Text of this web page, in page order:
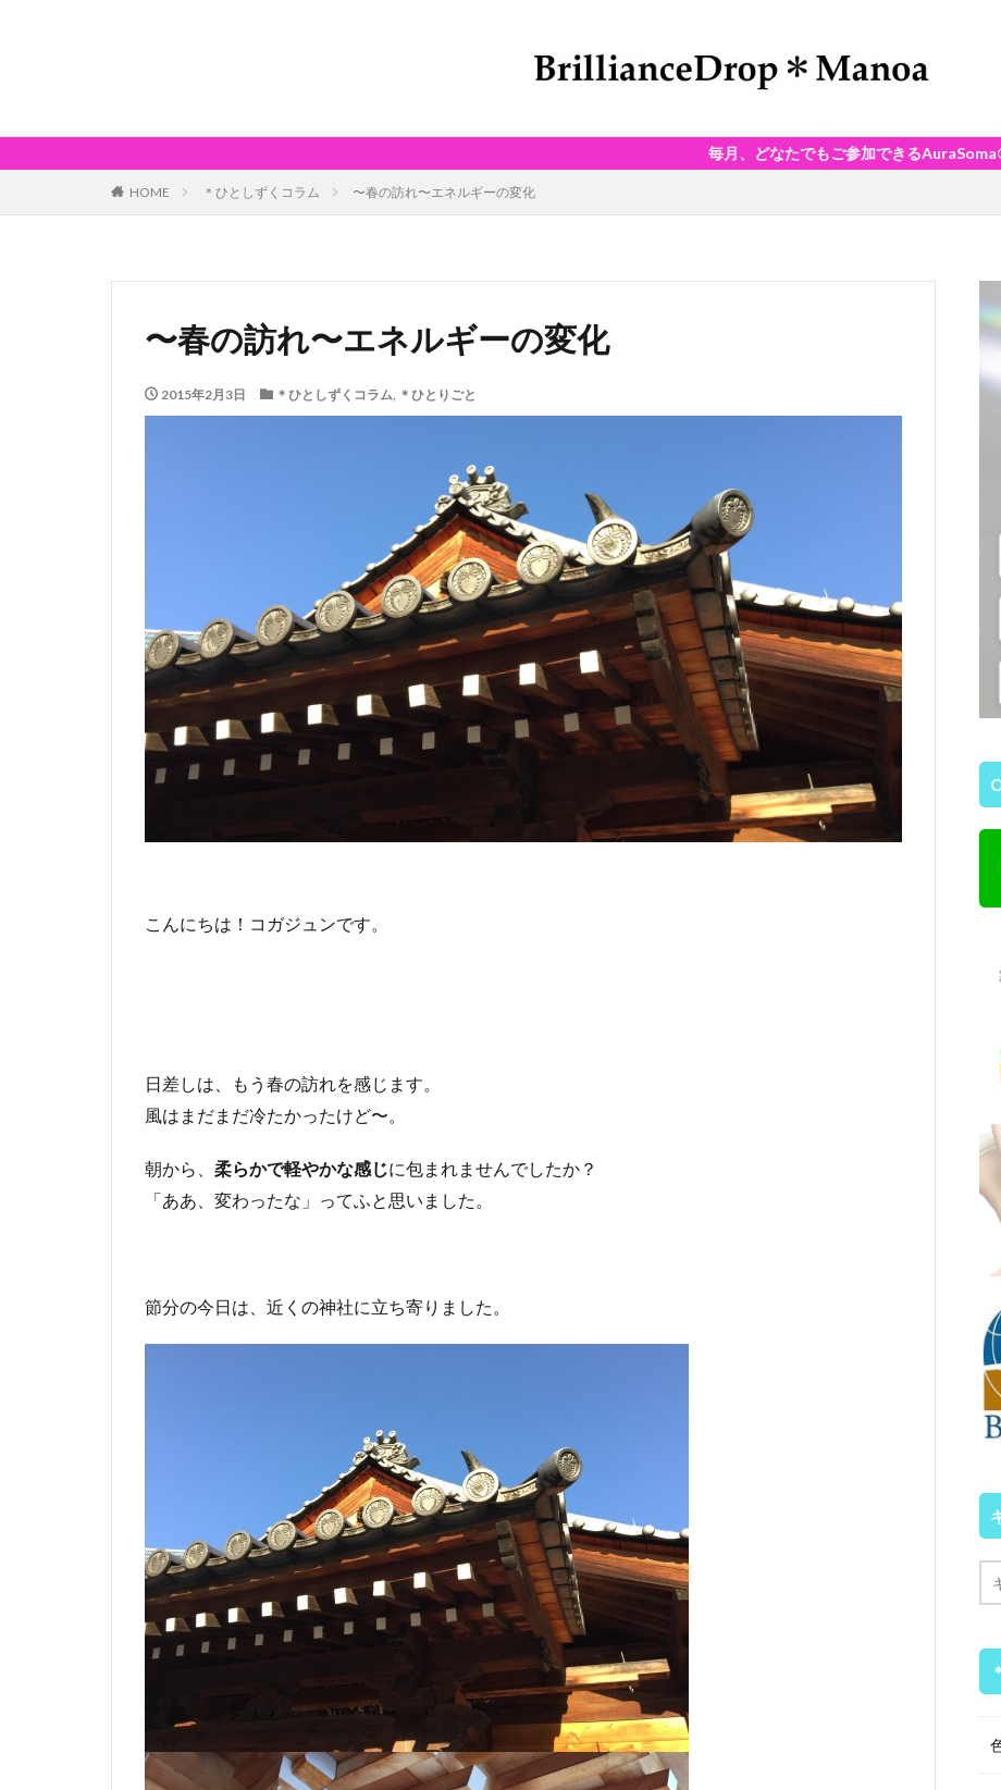
毎月、どなたでもご参加できるAuraSoma®Dayを開催してい
HOME ＊ひとしずくコラム 〜春の訪れ〜エネルギーの変化
〜春の訪れ〜エネルギーの変化
2015年2月3日 ＊ひとしずくコラム, ＊ひとりごと
こんにちは！コガジュンです。
日差しは、もう春の訪れを感じます。
風はまだまだ冷たかったけど〜。
朝から、 柔らかで軽やかな感じに包まれませんでしたか？
「ああ、変わったな」ってふと思いました。
節分の今日は、近くの神社に立ち寄りました。